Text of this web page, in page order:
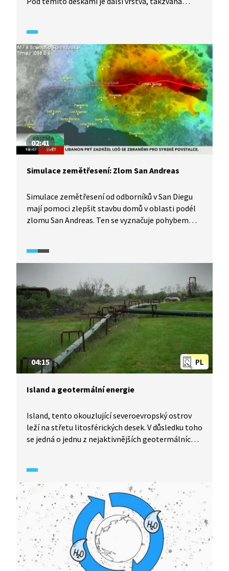
plavou.
02:41
Simulace zemětřesení: Zlom San Andreas
Simulace zemětřesení od odborníků v San Diegu
mají pomoci zlepšit stavbu domů v oblasti podél
zlomu San Andreas. Ten se vyznačuje pohybem
a severoamerická.
PL
04:15
Island a geotermální energie
Island, tento okouzlující severoevropský ostrov
leží na střetu litosférických desek. V důsledku toho
se jedná o jednu z nejaktivnějších geotermálních
energie zjednodušuje místním obyvatelům život.